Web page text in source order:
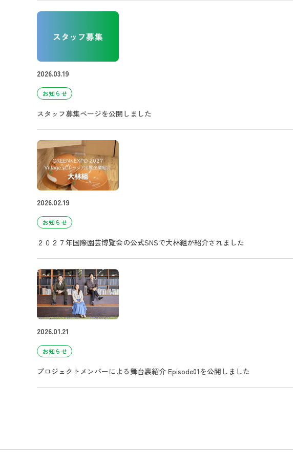
2026.03.19
お知らせ
スタッフ募集ページを公開しました
2026.02.19
お知らせ
２０２７年国際園芸博覧会の公式SNSで大林組が紹介されました
2026.01.21
お知らせ
プロジェクトメンバーによる舞台裏紹介 Episode01を公開しました